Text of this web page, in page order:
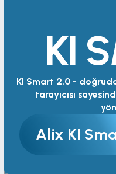
KI
KI Smart 2.0 -
tarayıcısı
Alix KI